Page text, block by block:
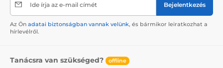
Ide írja az e-mail címét Bejelentkezés
Az Ön adatai biztonságban vannak velünk, és bármikor leiratkozhat a
hírlevélről.
Tanácsra van szükséged? offline